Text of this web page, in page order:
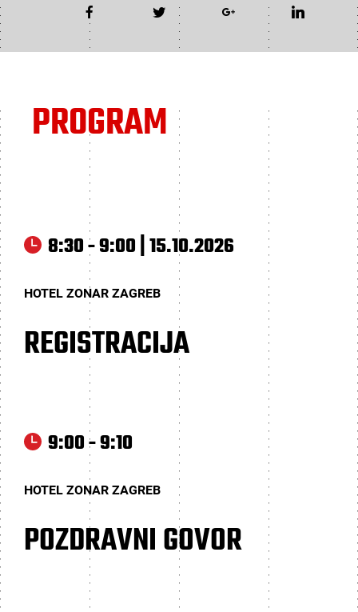
PROGRAM
8:30 - 9:00 | 15.10.2026
HOTEL ZONAR ZAGREB
REGISTRACIJA
9:00 - 9:10
HOTEL ZONAR ZAGREB
POZDRAVNI GOVOR